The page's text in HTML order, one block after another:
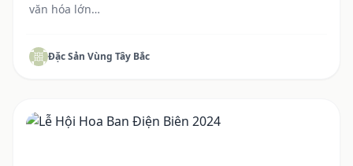
văn hóa lớn…
Đặc Sản Vùng Tây Bắc